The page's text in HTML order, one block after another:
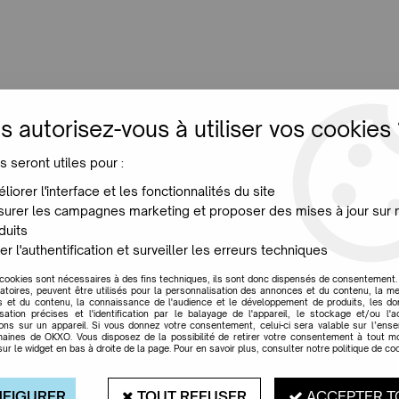
LUMINAIRES JARDIN MAISON PROMO
de nos marques
STUDIO ALESSI
autorisez-vous à utiliser vos cookies
seront utiles pour :
l'interface et les fonctionnalités du site
les campagnes marketing et proposer des mises à jour sur
l'authentification et surveiller les erreurs techniques
sont nécessaires à des fins techniques, ils sont donc dispensés de consentement.
peuvent être utilisés pour la personnalisation des annonces et du contenu, la
et du contenu, la connaissance de l'audience et le développement de produits, les
précises et l'identification par le balayage de l'appareil, le stockage et/ou
sur un appareil. Si vous donnez votre consentement, celui-ci sera valable sur
de OKXO. Vous disposez de la possibilité de retirer votre consentement à tout
le widget en bas à droite de la page. Pour en savoir plus, consulter notre politique de